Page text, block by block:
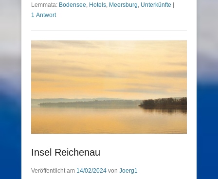
Lemmata: Bodensee, Hotels, Meersburg, Unterkünfte |
1 Antwort
Insel Reichenau
Veröffentlicht am 14/02/2024 von Joerg1